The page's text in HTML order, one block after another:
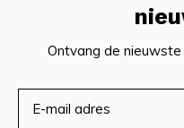
Ontvang de